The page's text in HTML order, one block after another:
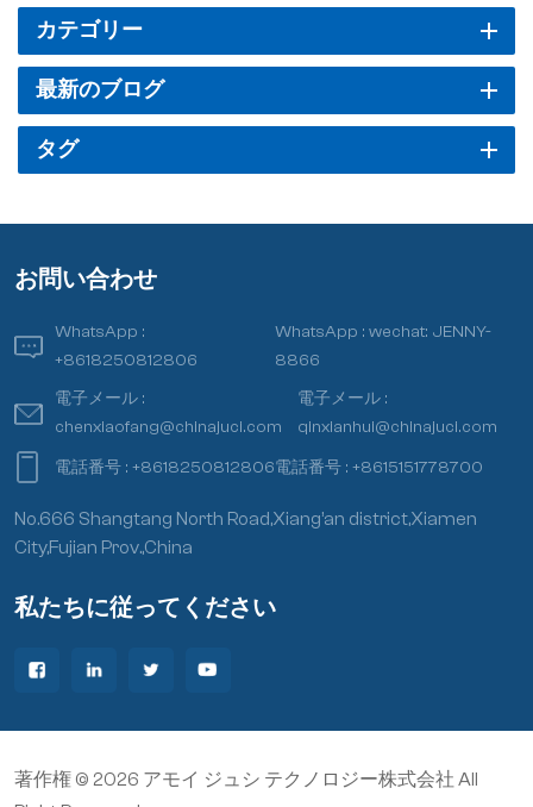
カテゴリー
最新のブログ
タグ
お問い合わせ
WhatsApp :
+8618250812806
WhatsApp :wechat: JENNY-
8866
電子メール :
chenxiaofang@chinajuci.com
電子メール :
qinxianhui@chinajuci.com
電話番号 :+8618250812806電話番号 :+8615151778700
No.666 Shangtang North Road,Xiang’an district,Xiamen
City,Fujian Prov.,China
私たちに従ってください
著作権 © 2026 アモイ ジュシ テクノロジー株式会社 All